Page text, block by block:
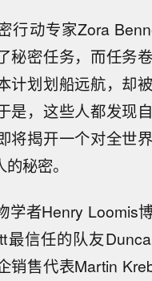
行动专家Zora
秘密任务，而任务
计划划船远航，却
是，这些人都发现
将揭开一个对全世
秘密。
学者Henry Loomis
信任的队友
销售代表Martin